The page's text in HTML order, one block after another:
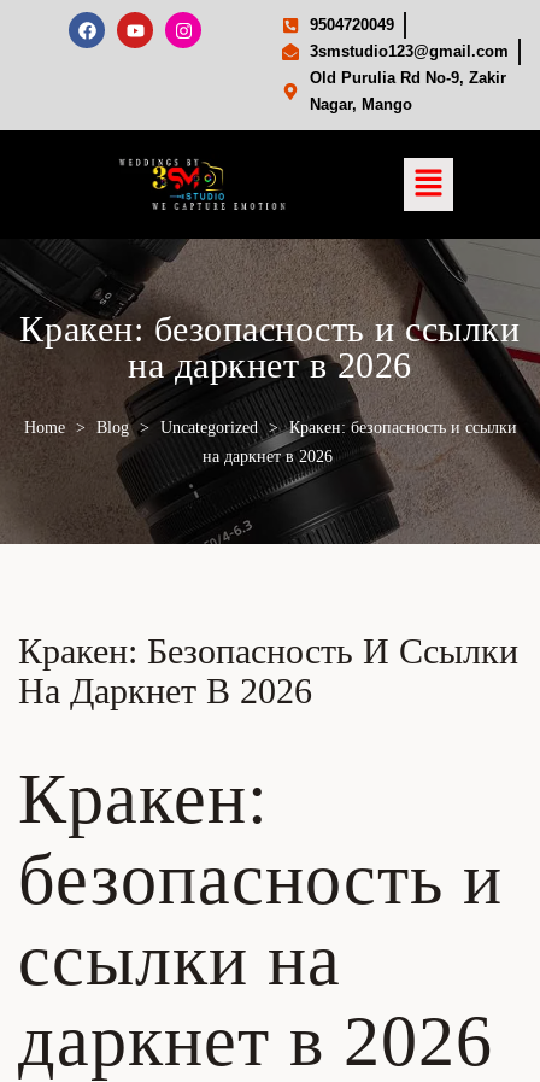
9504720049
3smstudio123@gmail.com
Old Purulia Rd No-9, Zakir
Nagar, Mango
Кракен: безопасность и ссылки
на даркнет в 2026
Home > Blog > Uncategorized > Кракен: безопасность и ссылки
на даркнет в 2026
Кракен: Безопасность И Ссылки
На Даркнет В 2026
Кракен:
безопасность и
ссылки на
даркнет в 2026